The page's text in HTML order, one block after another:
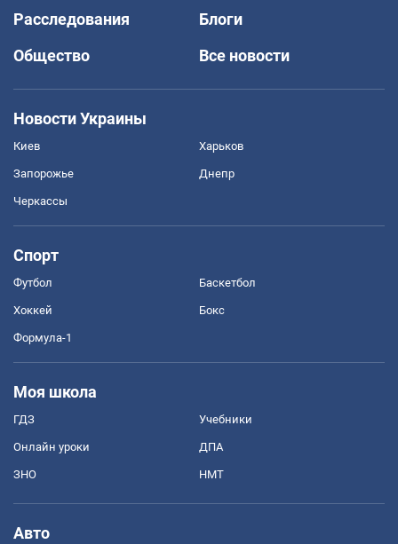
Расследования
Блоги
Общество
Все новости
Новости Украины
Киев Харьков
Запорожье Днепр
Черкассы
Спорт
Футбол Баскетбол
Хоккей Бокс
Формула-1
Моя школа
ГДЗ Учебники
Онлайн уроки ДПА
ЗНО НМТ
Авто